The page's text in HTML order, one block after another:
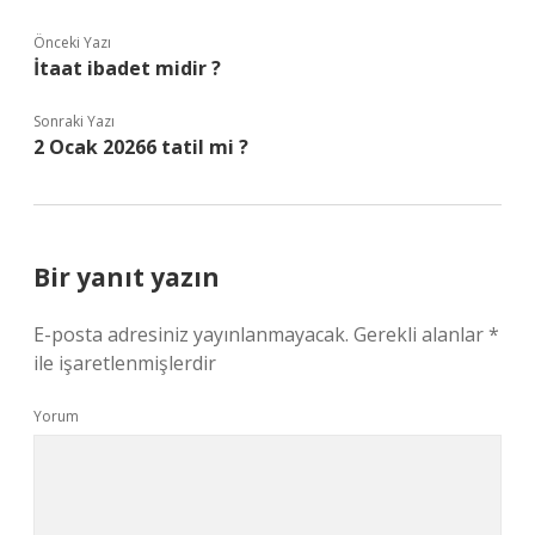
Önceki Yazı
İtaat ibadet midir ?
Sonraki Yazı
2 Ocak 20266 tatil mi ?
Bir yanıt yazın
E-posta adresiniz yayınlanmayacak. Gerekli alanlar*
ile işaretlenmişlerdir
Yorum